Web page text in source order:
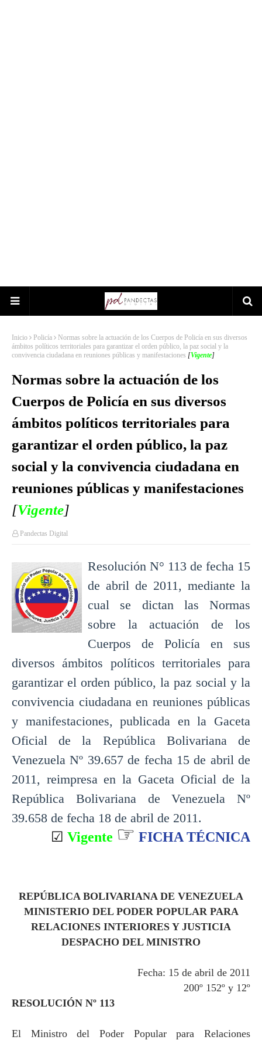
Inicio Policía
Normas sobre la actuación de los Cuerpos de Policía en sus diversos
ámbitos políticos territoriales para garantizar el orden público, la paz social y la
convivencia ciudadana en reuniones públicas y manifestaciones [Vigente]
Normas sobre la actuación de los
Cuerpos de Policía en sus diversos
ámbitos políticos territoriales para
garantizar el orden público, la paz
social y la convivencia ciudadana en
reuniones públicas y manifestaciones
[Vigente]
Pandectas Digital
Resolución N° 113 de fecha 15
de abril de 2011, mediante la
cual se dictan las Normas
sobre la actuación de los
Cuerpos de Policía en sus
diversos ámbitos políticos territoriales para
garantizar el orden público, la paz social y la
convivencia ciudadana en reuniones públicas
y manifestaciones, publicada en la Gaceta
Oficial de la República Bolivariana de
Venezuela Nº 39.657 de fecha 15 de abril de
2011, reimpresa en la Gaceta Oficial de la
República Bolivariana de Venezuela Nº
39.658 de fecha 18 de abril de 2011.
☑ Vigente ☞ FICHA TÉCNICA
REPÚBLICA BOLIVARIANA DE VENEZUELA
MINISTERIO DEL PODER POPULAR PARA
RELACIONES INTERIORES Y JUSTICIA
DESPACHO DEL MINISTRO
Fecha: 15 de abril de 2011
200º 152º y 12º
RESOLUCIÓN Nº 113
El Ministro del Poder Popular para Relaciones